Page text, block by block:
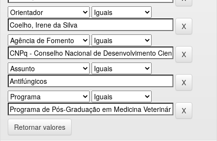
Retornar valores